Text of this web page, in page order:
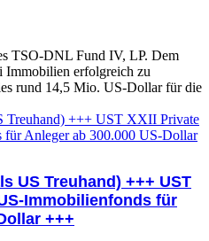
TSO-DNL Fund IV, LP. Dem
Immobilien erfolgreich zu
rund 14,5 Mio. US-Dollar für die
US Treuhand) +++ UST
Immobilienfonds für
+++